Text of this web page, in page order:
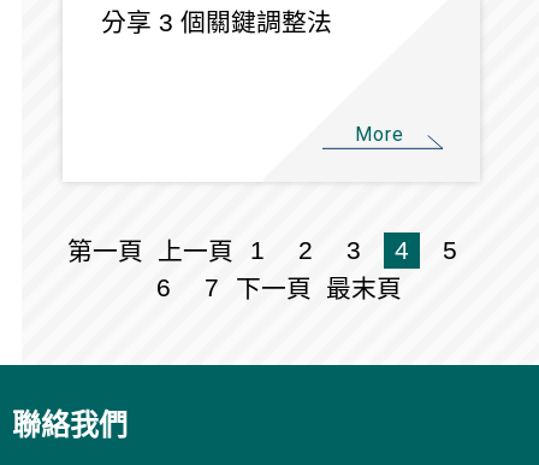
分享 3 個關鍵調整法
More
第一頁 上一頁 1 2 3 4
5
6
7 下一頁 最末頁
聯絡我們